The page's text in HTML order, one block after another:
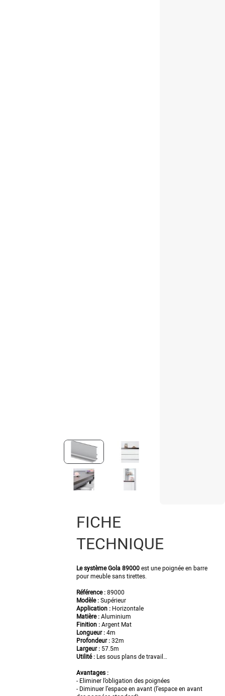
FICHE
TECHNIQUE
Le système Gola 89000est une poignée en barre
pour meuble sans tirettes.
Référence :89000
Modèle :Supérieur
Application : Horizontale
Matière :Aluminium
Finition :Argent Mat
Longueur :4m
Profondeur :32m
Largeur :57.5m
Utilité :Les sous plans de travail…
Avantages :
- Eliminer l’obligation des poignées
- Diminuer l’espace en avant (l’espace en avant